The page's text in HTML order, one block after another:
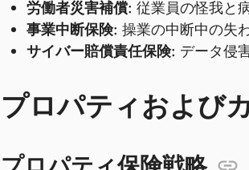
労働者災害補償: 従業員の怪我と
事業中断保険: 操業の中断中の失
サイバー賠償責任保険: データ侵
プロパティおよび